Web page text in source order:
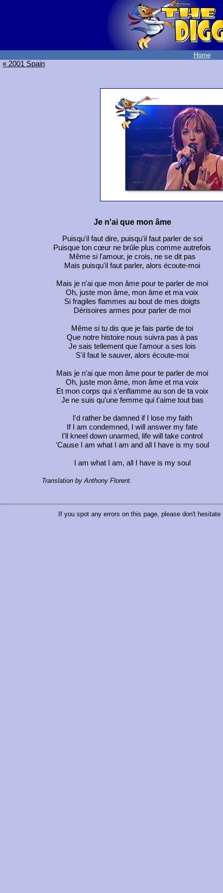
Home
« 2001 Spain
Je n'ai que mon âme
Puisqu'il faut dire, puisqu'il faut parler de soi
Puisque ton cœur ne brûle plus comme autrefois
Même si l'amour, je crois, ne se dit pas
Mais puisqu'il faut parler, alors écoute-moi
Mais je n'ai que mon âme pour te parler de moi
Oh, juste mon âme, mon âme et ma voix
Si fragiles flammes au bout de mes doigts
Dérisoires armes pour parler de moi
Même si tu dis que je fais partie de toi
Que notre histoire nous suivra pas à pas
Je sais tellement que l'amour a ses lois
S'il faut le sauver, alors écoute-moi
Mais je n'ai que mon âme pour te parler de moi
Oh, juste mon âme, mon âme et ma voix
Et mon corps qui s'enflamme au son de ta voix
Je ne suis qu'une femme qui t'aime tout bas
I'd rather be damned if I lose my faith
If I am condemned, I will answer my fate
I'll kneel down unarmed, life will take control
'Cause I am what I am and all I have is my soul
I am what I am, all I have is my soul
Translation by Anthony Florent.
If you spot any errors on this page, please don't